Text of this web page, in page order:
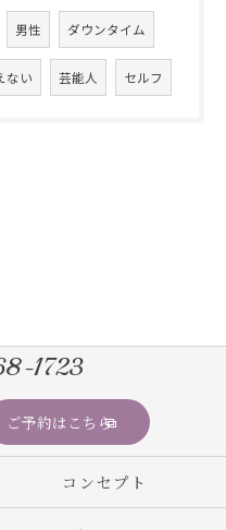
男性 ダウンタイム
ない 芸能人 セルフ
1723
ご予約はこちら
コンセプト